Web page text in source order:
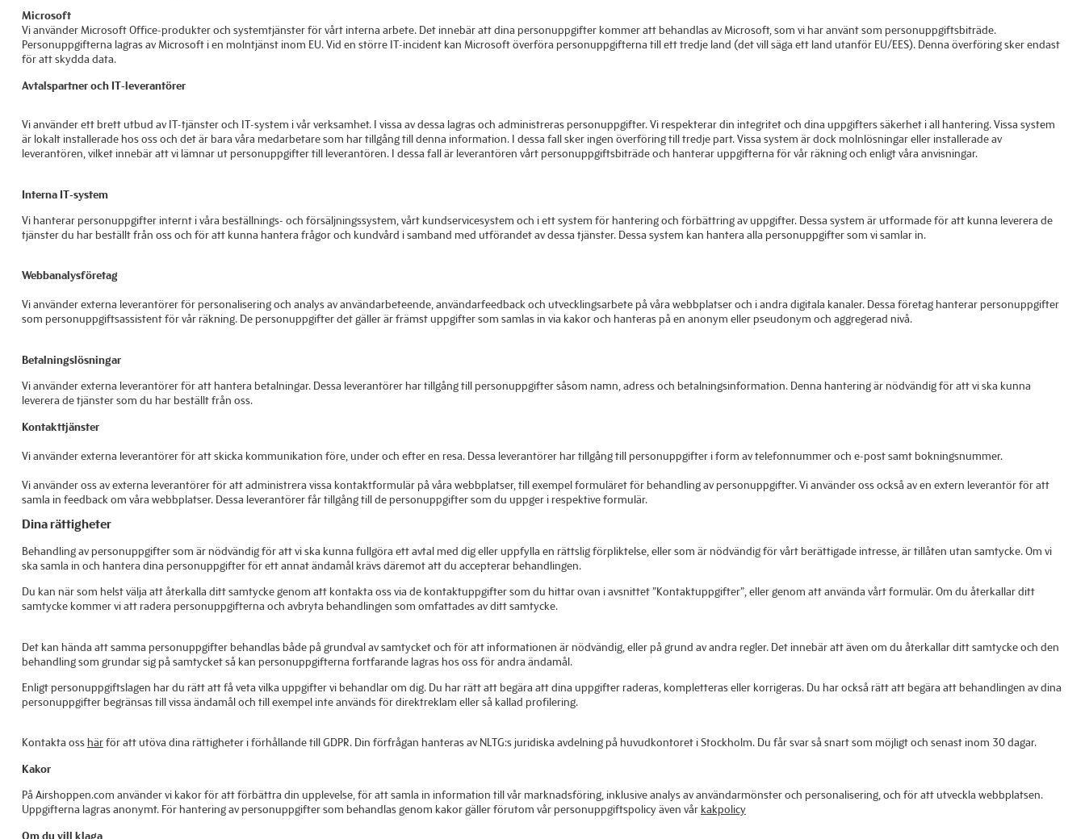
Microsoft
Vi använder Microsoft Office-produkter och systemtjänster för vårt interna arbete. Det innebär att dina personuppgifter kommer att behandlas av Microsoft, som vi har använt som personuppgiftsbiträde.
Personuppgifterna lagras av Microsoft i en molntjänst inom EU. Vid en större IT-incident kan Microsoft överföra personuppgifterna till ett tredje land (det vill säga ett land utanför EU/EES). Denna överföring sker endast
för att skydda data.
Avtalspartner och IT-leverantörer
Vi använder ett brett utbud av IT-tjänster och IT-system i vår verksamhet. I vissa av dessa lagras och administreras personuppgifter. Vi respekterar din integritet och dina uppgifters säkerhet i all hantering. Vissa system
är lokalt installerade hos oss och det är bara våra medarbetare som har tillgång till denna information. I dessa fall sker ingen överföring till tredje part. Vissa system är dock molnlösningar eller installerade av
leverantören, vilket innebär att vi lämnar ut personuppgifter till leverantören. I dessa fall är leverantören vårt personuppgiftsbiträde och hanterar uppgifterna för vår räkning och enligt våra anvisningar.
Interna IT-system
Vi hanterar personuppgifter internt i våra beställnings- och försäljningssystem, vårt kundservicesystem och i ett system för hantering och förbättring av uppgifter. Dessa system är utformade för att kunna leverera de
tjänster du har beställt från oss och för att kunna hantera frågor och kundvård i samband med utförandet av dessa tjänster. Dessa system kan hantera alla personuppgifter som vi samlar in.
Webbanalysföretag
Vi använder externa leverantörer för personalisering och analys av användarbeteende, användarfeedback och utvecklingsarbete på våra webbplatser och i andra digitala kanaler. Dessa företag hanterar personuppgifter
som personuppgiftsassistent för vår räkning. De personuppgifter det gäller är främst uppgifter som samlas in via kakor och hanteras på en anonym eller pseudonym och aggregerad nivå.
Betalningslösningar
Vi använder externa leverantörer för att hantera betalningar. Dessa leverantörer har tillgång till personuppgifter såsom namn, adress och betalningsinformation. Denna hantering är nödvändig för att vi ska kunna
leverera de tjänster som du har beställt från oss.
Kontakttjänster
Vi använder externa leverantörer för att skicka kommunikation före, under och efter en resa. Dessa leverantörer har tillgång till personuppgifter i form av telefonnummer och e-post samt bokningsnummer.
Vi använder oss av externa leverantörer för att administrera vissa kontaktformulär på våra webbplatser, till exempel formuläret för behandling av personuppgifter. Vi använder oss också av en extern leverantör för att
samla in feedback om våra webbplatser. Dessa leverantörer får tillgång till de personuppgifter som du uppger i respektive formulär.
Dina rättigheter
Behandling av personuppgifter som är nödvändig för att vi ska kunna fullgöra ett avtal med dig eller uppfylla en rättslig förpliktelse, eller som är nödvändig för vårt berättigade intresse, är tillåten utan samtycke. Om vi
ska samla in och hantera dina personuppgifter för ett annat ändamål krävs däremot att du accepterar behandlingen.
Du kan när som helst välja att återkalla ditt samtycke genom att kontakta oss via de kontaktuppgifter som du hittar ovan i avsnittet ”Kontaktuppgifter”, eller genom att använda vårt formulär. Om du återkallar ditt
samtycke kommer vi att radera personuppgifterna och avbryta behandlingen som omfattades av ditt samtycke.
Det kan hända att samma personuppgifter behandlas både på grundval av samtycket och för att informationen är nödvändig, eller på grund av andra regler. Det innebär att även om du återkallar ditt samtycke och den
behandling som grundar sig på samtycket så kan personuppgifterna fortfarande lagras hos oss för andra ändamål.
Enligt personuppgiftslagen har du rätt att få veta vilka uppgifter vi behandlar om dig. Du har rätt att begära att dina uppgifter raderas, kompletteras eller korrigeras. Du har också rätt att begära att behandlingen av dina
personuppgifter begränsas till vissa ändamål och till exempel inte används för direktreklam eller så kallad profilering.
Kontakta oss härför att utöva dina rättigheter i förhållande till GDPR. Din förfrågan hanteras av NLTG:s juridiska avdelning på huvudkontoret i Stockholm. Du får svar så snart som möjligt och senast inom 30 dagar.
Kakor
På Airshoppen.com använder vi kakor för att förbättra din upplevelse, för att samla in information till vår marknadsföring, inklusive analys av användarmönster och personalisering, och för att utveckla webbplatsen.
Uppgifterna lagras anonymt. För hantering av personuppgifter som behandlas genom kakor gäller förutom vår personuppgiftspolicy även vår kakpolicy
Om du vill klaga